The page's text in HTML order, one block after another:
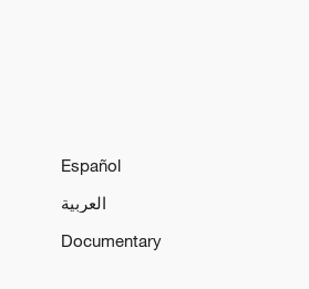
Español
العربية
Documentary